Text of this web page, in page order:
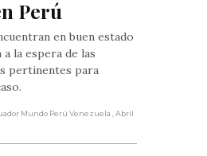
Perú
en buen estado
a la espera de las
pertinentes para
Mundo Perú Venezuela , Abril